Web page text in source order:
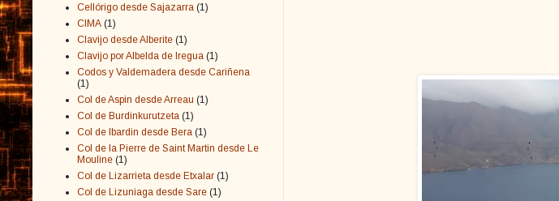
Cellórigo desde Sajazarra (1)
CIMA (1)
Clavijo desde Alberite (1)
Clavijo por Albelda de Iregua (1)
Codos y Valdemadera desde Cariñena
(1)
Col de Aspin desde Arreau (1)
Col de Burdinkurutzeta (1)
Col de Ibardin desde Bera (1)
Col de la Pierre de Saint Martin desde Le
Mouline (1)
Col de Lizarrieta desde Etxalar (1)
Col de Lizuniaga desde Sare (1)